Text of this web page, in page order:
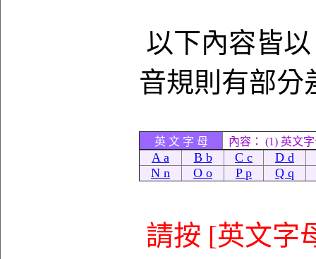
以下內容皆
音規則有部分
英 文 字 母 內容： (1) 英文
A a B b C c
D d
N n
O o P p Q q
請按 [英文字